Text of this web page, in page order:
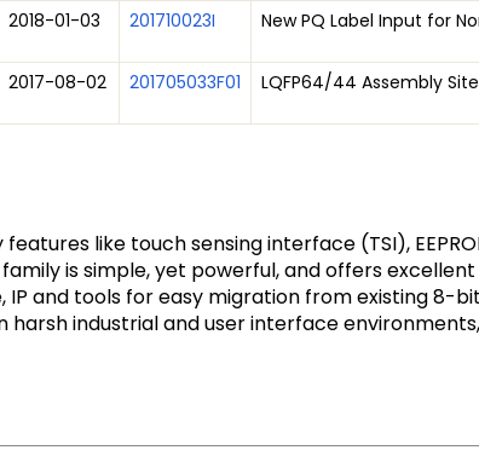
2018-01-03 201710023I New PQ Label Input for
2017-08-02 201705033F01 LQFP64/44 Assembly
features like touch sensing interface (TSI),
is simple, yet powerful, and offers
IP and tools for easy migration from existing 8-
harsh industrial and user interface